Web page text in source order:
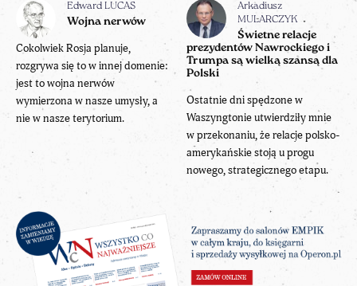
Edward LUCAS
Wojna nerwów
Cokolwiek Rosja planuje,
rozgrywa się to w innej domenie:
jest to wojna nerwów
wymierzona w nasze umysły, a
nie w nasze terytorium.
Arkadiusz
MULARCZYK
Świetne relacje
prezydentów Nawrockiego i
Trumpa są wielką szansą dla
Polski
Ostatnie dni spędzone w
Waszyngtonie utwierdziły mnie
w przekonaniu, że relacje polsko-
amerykańskie stoją u progu
nowego, strategicznego etapu.